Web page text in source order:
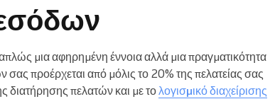
μια αφηρημένη έννοια αλλά μια πραγματικότητα
προέρχεται από μόλις το 20% της πελατείας σας
διατήρησης πελατών και με τολογισμικό διαχείρισης